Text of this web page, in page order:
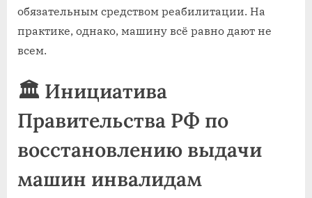
обязательным средством реабилитации. На
практике, однако, машину всё равно дают не
всем.
🏛 Инициатива
Правительства РФ по
восстановлению выдачи
машин инвалидам